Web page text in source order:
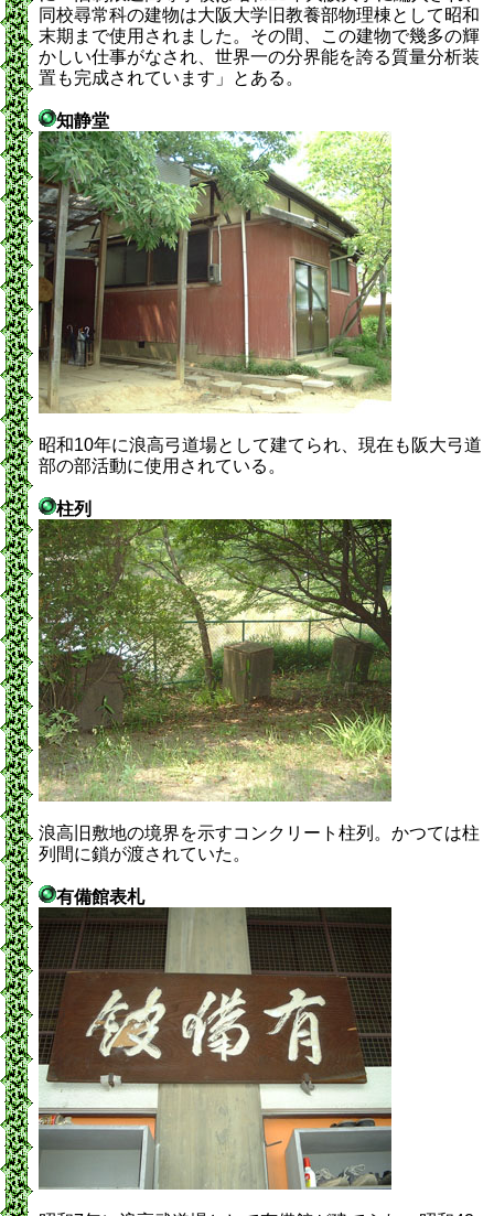
同校尋常科の建物は大阪大学旧教養部物理棟として昭和
末期まで使用されました。その間、この建物で幾多の輝
かしい仕事がなされ、世界一の分界能を誇る質量分析装
置も完成されています」とある。
知静堂
昭和10年に浪高弓道場として建てられ、現在も阪大弓道
部の部活動に使用されている。
柱列
浪高旧敷地の境界を示すコンクリート柱列。かつては柱
列間に鎖が渡されていた。
有備館表札